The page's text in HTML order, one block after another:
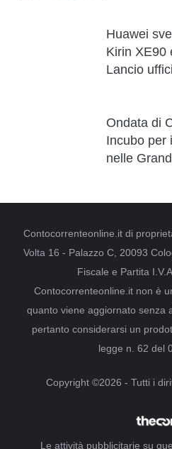
Huawei
Kirin XE90
Lancio
Ondata di
Incubo per
nelle
Contocorrenteonline.it di
Volta 16 - Palazzo C, 20093
Fiscale e Partita
Contocorrenteonline.it non è
quanto viene aggiornato senza
pertanto considerarsi un
legge n. 62 del
Copyright ©2026 - Tutti i
Le attività pubblicitarie su